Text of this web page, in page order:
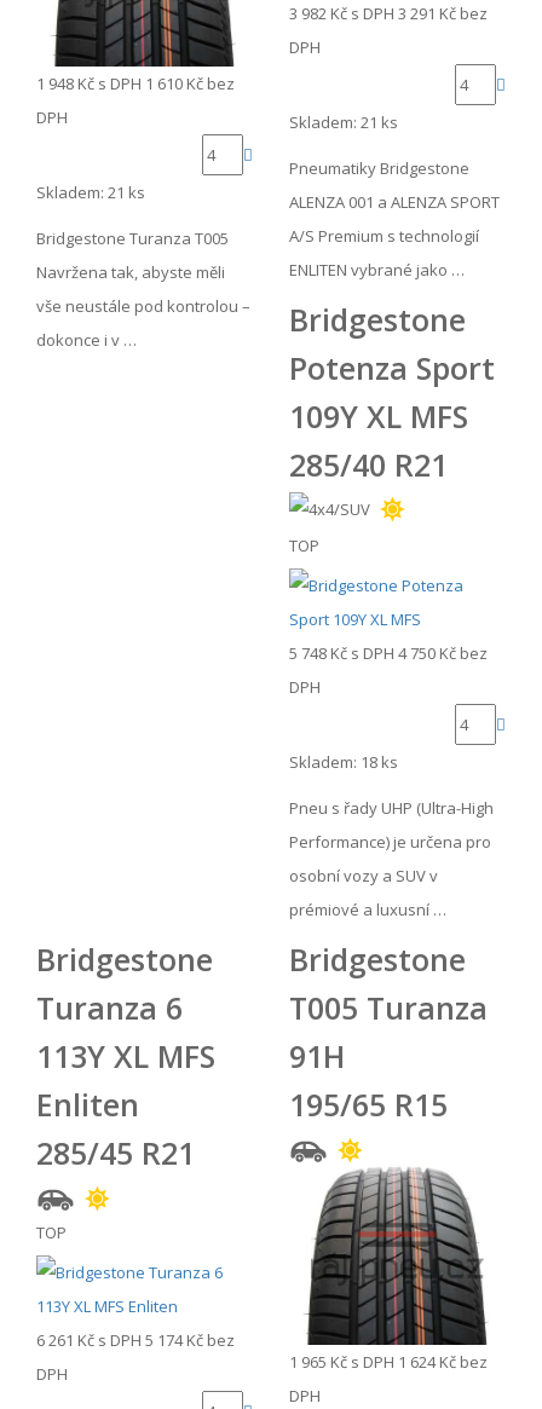
1 948 Kč s DPH 1 610 Kč bez
DPH
Skladem: 21 ks
Bridgestone Turanza T005
Navržena tak, abyste měli
vše neustále pod kontrolou –
dokonce i v …
3 982 Kč s DPH 3 291 Kč bez
DPH
Skladem: 21 ks
Pneumatiky Bridgestone
ALENZA 001 a ALENZA SPORT
A/S Premium s technologií
ENLITEN vybrané jako …
Bridgestone
Potenza Sport
109Y XL MFS
285/40 R21
TOP
5 748 Kč s DPH 4 750 Kč bez
DPH
Skladem: 18 ks
Pneu s řady UHP (Ultra-High
Performance) je určena pro
osobní vozy a SUV v
prémiové a luxusní …
Bridgestone
Turanza 6
113Y XL MFS
Enliten
285/45 R21
TOP
6 261 Kč s DPH 5 174 Kč bez
DPH
Bridgestone
T005 Turanza
91H
195/65 R15
1 965 Kč s DPH 1 624 Kč bez
DPH